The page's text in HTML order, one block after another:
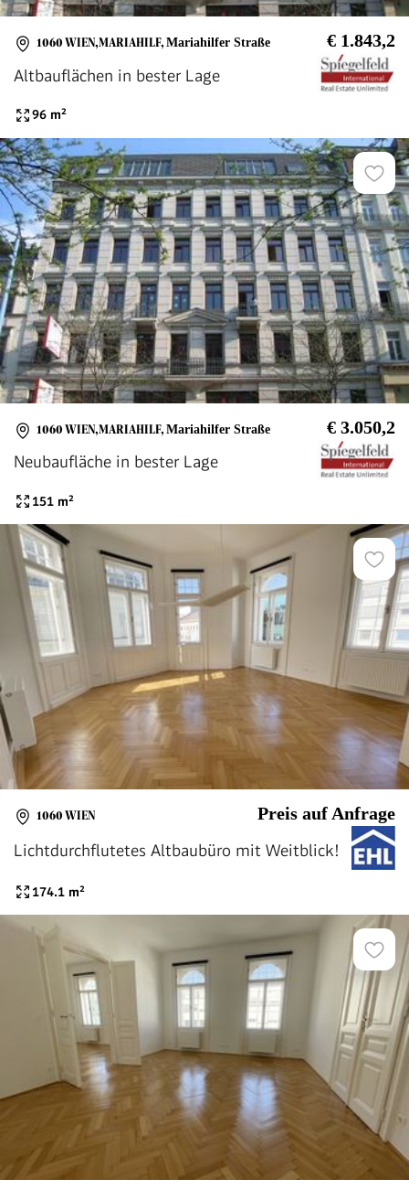
1060 WIEN,MARIAHILF, Mariahilfer Straße € 1.843,2
Altbauflächen in bester Lage
96 m²
1060 WIEN,MARIAHILF, Mariahilfer Straße € 3.050,2
Neubaufläche in bester Lage
151 m²
1060 WIEN Preis auf Anfrage
Lichtdurchflutetes Altbaubüro mit Weitblick!
174.1 m²